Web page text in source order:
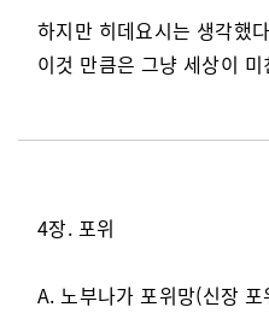
하지만 히데요시는 생각했
이것 만큼은 그냥 세상이
4장. 포위
A. 노부나가 포위망(신장